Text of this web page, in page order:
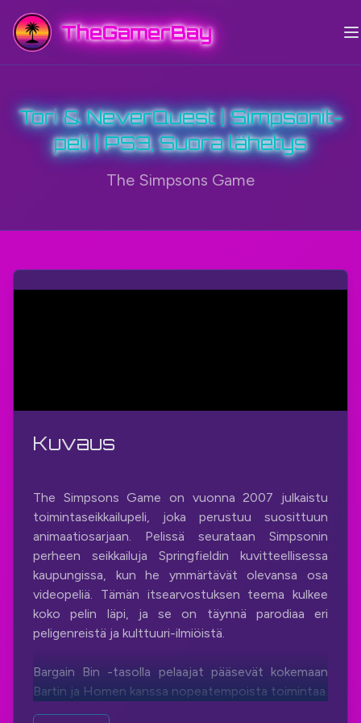
TheGamerBay
Tori & NeverQuest | Simpsonit-
peli | PS3, Suora lähetys
The Simpsons Game
Kuvaus
The Simpsons Game on vuonna 2007 julkaistu
toimintaseikkailupeli, joka perustuu suosittuun
animaatiosarjaan. Pelissä seurataan Simpsonin
perheen seikkailuja Springfieldin kuvitteellisessa
kaupungissa, kun he ymmärtävät olevansa osa
videopeliä. Tämän itsearvostuksen teema kulkee
koko pelin läpi, ja se on täynnä parodiaa eri
peligenreistä ja kulttuuri-ilmiöistä.
Bargain Bin -tasolla pelaajat pääsevät kokemaan
Bartin ja Homen kanssa nopeatempoista toimintaa.
Tavoitteena on sulkea pelikonsolien romukasa, mikä